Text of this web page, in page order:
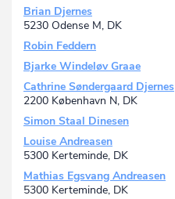
Brian Djernes
5230 Odense M, DK
Robin Feddern
Bjarke Windeløv Graae
Cathrine Søndergaard Djernes
2200 København N, DK
Simon Staal Dinesen
Louise Andreasen
5300 Kerteminde, DK
Mathias Egsvang Andreasen
5300 Kerteminde, DK